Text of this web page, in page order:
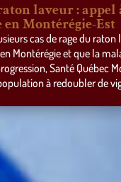
laveur : appel
Montérégie-Est
cas de rage du raton
Montérégie et que la
Santé Québec
à redoubler de